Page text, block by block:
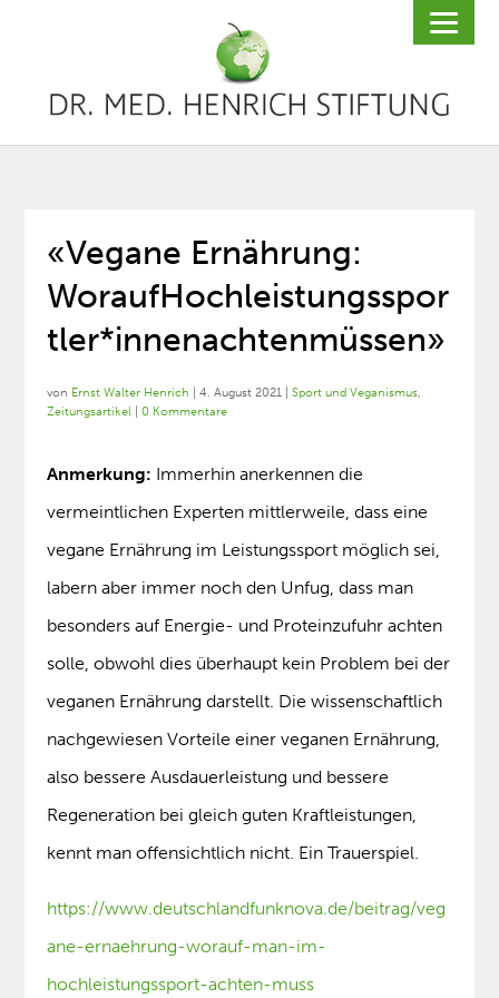
«Vegane Ernährung:
WoraufHochleistungsspor
tler*innenachtenmüssen»
von Ernst Walter Henrich |4. August 2021 |Sport und Veganismus,
Zeitungsartikel |0 Kommentare
Anmerkung: Immerhin anerkennen die
vermeintlichen Experten mittlerweile, dass eine
vegane Ernährung im Leistungssport möglich sei,
labern aber immer noch den Unfug, dass man
besonders auf Energie- und Proteinzufuhr achten
solle, obwohl dies überhaupt kein Problem bei der
veganen Ernährung darstellt. Die wissenschaftlich
nachgewiesen Vorteile einer veganen Ernährung,
also bessere Ausdauerleistung und bessere
Regeneration bei gleich guten Kraftleistungen,
kennt man offensichtlich nicht. Ein Trauerspiel.
https://www.deutschlandfunknova.de/beitrag/veg
ane-ernaehrung-worauf-man-im-
hochleistungssport-achten-muss